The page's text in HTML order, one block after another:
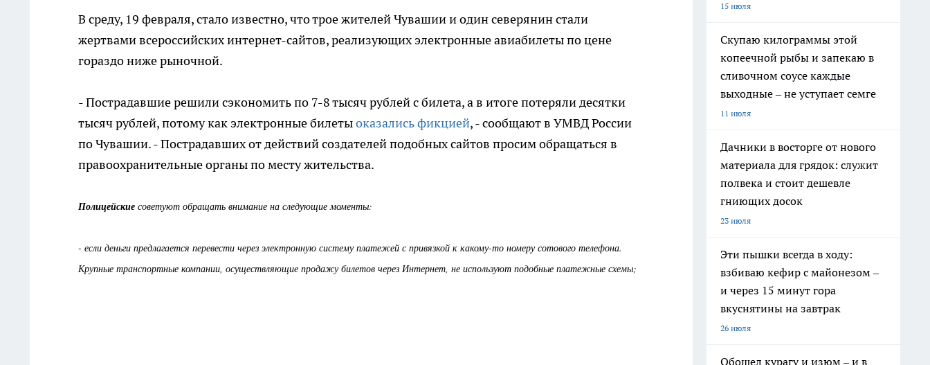
В среду, 19 февраля, стало известно, что трое жителей Чувашии и один северянин стали
жертвами всероссийских интернет-сайтов, реализующих электронные авиабилеты по цене
гораздо ниже рыночной.
- Пострадавшие решили сэкономить по 7-8 тысяч рублей с билета, а в итоге потеряли десятки
тысяч рублей, потому как электронные билетыоказались фикцией, - сообщают в УМВД России
по Чувашии. - Пострадавших от действий создателей подобных сайтов просим обращаться в
правоохранительные органы по месту жительства.
Полицейские советуют обращать внимание на следующие моменты:
- если деньги предлагается перевести через электронную систему платежей с привязкой к какому-то номеру сотового телефона.
Крупные транспортные компании, осуществляющие продажу билетов через Интернет, не используют подобные платежные схемы;
15 июля
Скупаю килограммы этой
копеечной рыбы и запекаю в
сливочном соусе каждые
выходные – не уступает семге
11 июля
Дачники в восторге от нового
материала для грядок: служит
полвека и стоит дешевле
гниющих досок
23 июля
Эти пышки всегда в ходу:
взбиваю кефир с майонезом –
и через 15 минут гора
вкуснятины на завтрак
26 июля
Обошел курагу и изюм – и в